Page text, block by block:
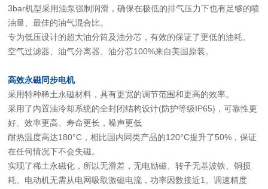
3bar机型采用油泵强制润滑，确保在极低的排气压力下也有足够的喷
油量、最佳的油气混合比。
专为低压设计的超大油分筒及油分芯，有效的保证了更低的油耗。
空气过滤器、油气分离器、油分芯100%来自美国原装。
高效永磁同步电机
采用特种稀土永磁材料，具有更宽的调节范围和更高的效率。
采用了内置油冷却系统的全封闭结构设计(防护等级IP65)，可靠性更
好、效率更高、寿命更长，噪声更低
耐热温度高达180°C，相比国内同类产品的120°C提升了50%，保证
在任何情况下不会失磁。
实现了稀土永磁化，所以无滑差，无电励磁、转子无基波铁、铜损
耗。电动机无需从电网吸取激磁电流，功率因数接近1。调速精度